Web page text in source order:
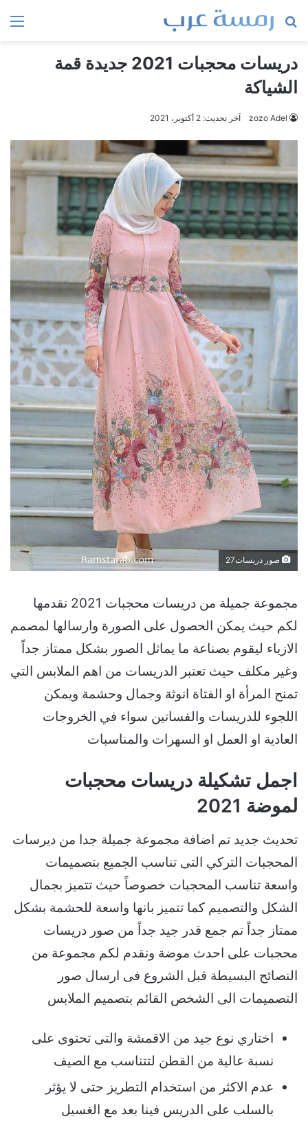
بحث
دريسات محجبات 2021 جديدة قمة
الشياكة
zozo Adel آخر تحديث: 2 أكتوبر، 2021
صور دريسات27
مجموعة جميلة من دريسات محجبات 2021 نقدمها
لكم حيث يمكن الحصول على الصورة وارسالها لمصمم
الازياء ليقوم بصناعة ما يماثل الصور بشكل ممتاز جداً
وغير مكلف حيث تعتبر الدريسات من اهم الملابس التي
تمنح المرأة او الفتاة انوثة وجمال وحشمة ويمكن
اللجوء للدريسات والفساتين سواء في الخروجات
العادية او العمل او السهرات والمناسبات
اجمل تشكيلة دريسات محجبات
لموضة 2021
تحديث جديد تم اضافة مجموعة جميلة جدا من ديرسات
المحجبات التركي التى تناسب الجميع بتصميمات
واسعة تناسب المحجبات خصوصاً حيث تتميز بجمال
الشكل والتصميم كما تتميز بانها واسعة للحشمة بشكل
ممتاز جداً تم جمع قدر جيد جداً من صور دريسات
محجبات على احدث موضة ونقدم لكم مجموعة من
النصائح البسيطة قبل الشروع فى ارسال صور
التصميمات الى الشخص القائم بتصميم الملابس
اختاري نوع جيد من الاقمشة والتى تحتوى على
نسبة عالية من القطن لتتناسب مع الصيف
عدم الاكثر من استخدام التطريز حتى لا يؤثر
بالسلب على الدريس فينا بعد مع الغسيل